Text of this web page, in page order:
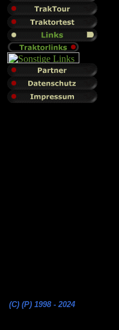
(C) (P) 1998 - 2024